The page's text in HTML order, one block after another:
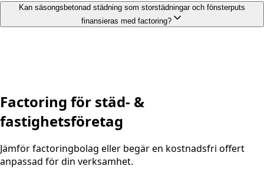
Kan säsongsbetonad städning som storstädningar och fönsterputs
finansieras med factoring?
Factoring för städ- &
fastighetsföretag
Jämför factoringbolag eller begär en kostnadsfri offert
anpassad för din verksamhet.